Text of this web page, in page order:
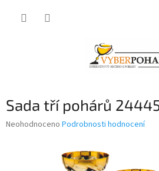
Sada tří pohárů
Průměrné
Neohodnoceno Podrobnosti hodnocení